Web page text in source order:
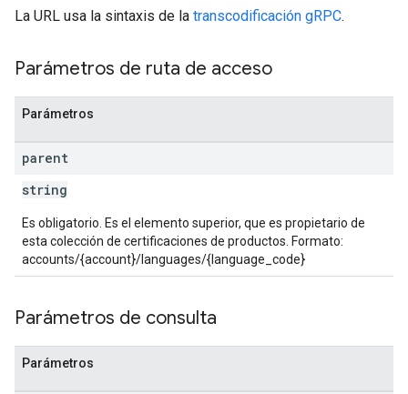
La URL usa la sintaxis de la transcodificación gRPC.
Parámetros de ruta de acceso
Parámetros
parent
string
Es obligatorio. Es el elemento superior, que es propietario de
esta colección de certificaciones de productos. Formato:
accounts/{account}/languages/{language_code}
Parámetros de consulta
Parámetros